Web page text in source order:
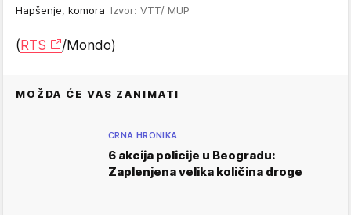
Hapšenje, komora Izvor: VTT/ MUP
( RTS /Mondo)
MOŽDA ĆE VAS ZANIMATI
CRNA HRONIKA
6 akcija policije u Beogradu:
Zaplenjena velika količina droge